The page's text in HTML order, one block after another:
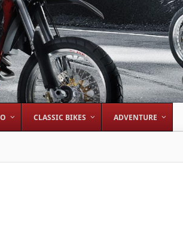
CLASSIC BIKES ADVENTURE